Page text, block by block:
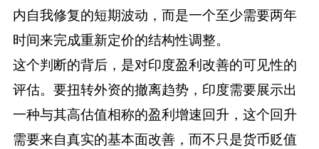
内自我修复的短期波动，而是一个至少需要两年
时间来完成重新定价的结构性调整。
这个判断的背后，是对印度盈利改善的可见性的
评估。要扭转外资的撤离趋势，印度需要展示出
一种与其高估值相称的盈利增速回升，这个回升
需要来自真实的基本面改善，而不只是货币贬值